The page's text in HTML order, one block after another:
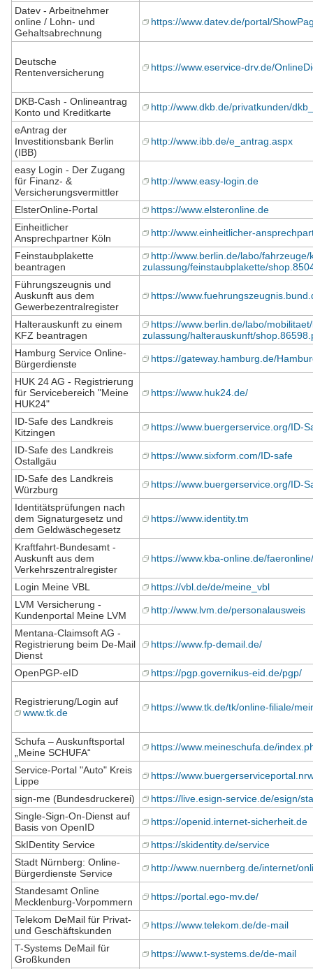
Datev - Arbeitnehmer
online / Lohn- und
Gehaltsabrechnung
https://www.datev.de/portal/
Deutsche
Rentenversicherung
https://www.eservice-drv.de/
DKB-Cash - Onlineantrag
Konto und Kreditkarte
http://www.dkb.de/privatkunden/
eAntrag der
Investitionsbank Berlin
(IBB)
http://www.ibb.de/e_antrag.aspx
easy Login - Der Zugang
für Finanz- &
Versicherungsvermittler
http://www.easy-login.de
ElsterOnline-Portal
https://www.elsteronline.de
Einheitlicher
Ansprechpartner Köln
http://www.einheitlicher-
Feinstaubplakette
beantragen
http://www.berlin.de/labo/fahrzeuge/
zulassung/feinstaubplakette/
Führungszeugnis und
Auskunft aus dem
Gewerbezentralregister
https://
Halterauskunft zu einem
KFZ beantragen
https://www.berlin.de/labo/
zulassung/halterauskunft/
Hamburg Service Online-
Bürgerdienste
https://gateway.hamburg.de/
HUK 24 AG - Registrierung
für Servicebereich "Meine
HUK24"
https://www.huk24.de/
ID-Safe des Landkreis
Kitzingen
https://www.buergerservice.org/ID-
ID-Safe des Landkreis
Ostallgäu
https://www.sixform.com/ID-safe
ID-Safe des Landkreis
Würzburg
https://www.buergerservice.org/ID-
Identitätsprüfungen nach
dem Signaturgesetz und
dem Geldwäschegesetz
https://www.identity.tm
Kraftfahrt-Bundesamt -
Auskunft aus dem
Verkehrszentralregister
https://www.kba-online.de/
Login Meine VBL
https://vbl.de/de/meine_vbl
LVM Versicherung -
Kundenportal Meine LVM
http://www.lvm.de/personalausweis
Mentana-Claimsoft AG -
Registrierung beim De-Mail
Dienst
https://www.fp-demail.de/
OpenPGP-eID https://pgp.governikus-eid.de/pgp/
Registrierung/Login auf
www.tk.de
https://www.tk.de/tk/online-filiale/
Schufa – Auskunftsportal
„Meine SCHUFA“
https://www.meineschufa.de/
Service-Portal "Auto" Kreis
Lippe
https://
sign-me (Bundesdruckerei)
https://live.esign-service.de/esign/
Single-Sign-On-Dienst auf
Basis von OpenID
https://openid.internet-sicherheit.de
SkIDentity Service
https://skidentity.de/service
Stadt Nürnberg: Online-
Bürgerdienste Service
http://www.nuernberg.de/internet/
Standesamt Online
Mecklenburg-Vorpommern
https://portal.ego-mv.de/
Telekom DeMail für Privat-
und Geschäftskunden
https://www.telekom.de/de-mail
T-Systems DeMail für
Großkunden
https://www.t-systems.de/de-mail